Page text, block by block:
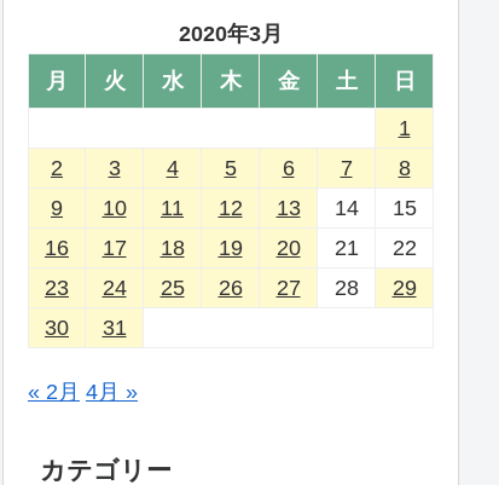
2020年3月
月
火 水 木 金 土
日
1
2
3 4 5 6 7
8
9
10 11 12 13 14
15
16
17 18 19 20 21
22
23
24 25 26 27 28
29
30
31
« 2月 4月 »
カテゴリー